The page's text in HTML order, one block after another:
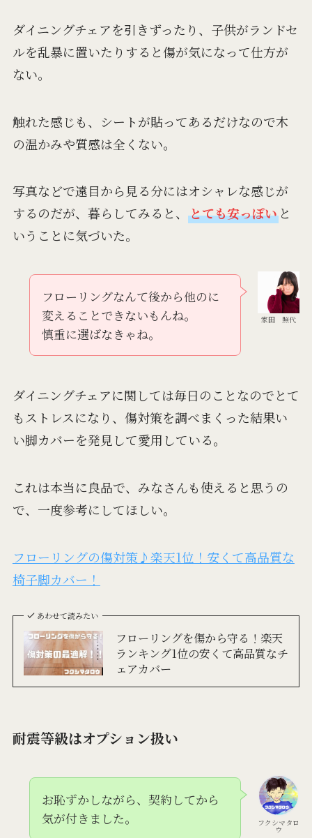
ダイニングチェアを引きずったり、子供がランドセ
ルを乱暴に置いたりすると傷が気になって仕方が
ない。
触れた感じも、シートが貼ってあるだけなので木
の温かみや質感は全くない。
写真などで遠目から見る分にはオシャレな感じが
するのだが、暮らしてみると、 とても安っぽいと
いうことに気づいた。
家田 照代
フローリングなんて後から他のに
変えることできないもんね。
慎重に選ばなきゃね。
ダイニングチェアに関しては毎日のことなのでとて
もストレスになり、傷対策を調べまくった結果い
い脚カバーを発見して愛用している。
これは本当に良品で、みなさんも使えると思うの
で、一度参考にしてほしい。
フローリングの傷対策♪楽天1位！安くて高品質な
椅子脚カバー！
あわせて読みたい
フローリングを傷から守る！楽天
ランキング1位の安くて高品質なチ
ェアカバー
耐震等級はオプション扱い
フクシマタロ
ウ
お恥ずかしながら、契約してから
気が付きました。